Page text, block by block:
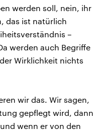
werden soll, nein, ihr
das ist natürlich
–
werden auch Begriffe
Wirklichkeit nichts
wir das. Wir sagen,
gepflegt wird, dann
wenn er von den